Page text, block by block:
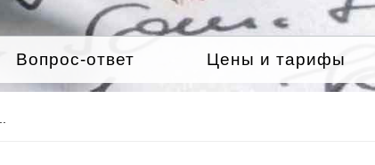
Вопрос-ответ Цены и тарифы